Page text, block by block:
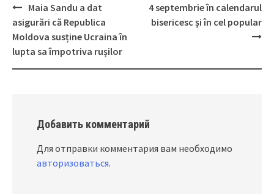
Post
navigation
Maia Sandu a dat
asigurări că Republica
Moldova susține Ucraina în
lupta sa împotriva rușilor
4 septembrie în calendarul
bisericesc și în cel popular
Добавить комментарий
Для отправки комментария вам необходимо
авторизоваться.